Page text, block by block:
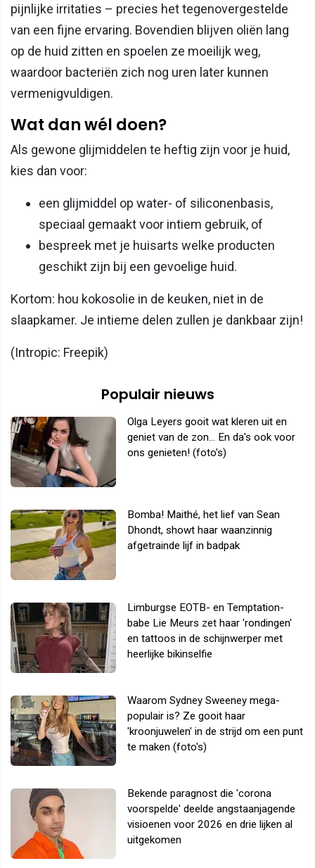
pijnlijke irritaties – precies het tegenovergestelde
van een fijne ervaring. Bovendien blijven oliën lang
op de huid zitten en spoelen ze moeilijk weg,
waardoor bacteriën zich nog uren later kunnen
vermenigvuldigen.
Wat dan wél doen?
Als gewone glijmiddelen te heftig zijn voor je huid,
kies dan voor:
een glijmiddel op water- of siliconenbasis,
speciaal gemaakt voor intiem gebruik, of
bespreek met je huisarts welke producten
geschikt zijn bij een gevoelige huid.
Kortom: hou kokosolie in de keuken, niet in de
slaapkamer. Je intieme delen zullen je dankbaar zijn!
(Intropic: Freepik)
Populair nieuws
Olga Leyers gooit wat kleren uit en
geniet van de zon... En da's ook voor
ons genieten! (foto's)
Bomba! Maithé, het lief van Sean
Dhondt, showt haar waanzinnig
afgetrainde lijf in badpak
Limburgse EOTB- en Temptation-
babe Lie Meurs zet haar 'rondingen'
en tattoos in de schijnwerper met
heerlijke bikinselfie
Waarom Sydney Sweeney mega-
populair is? Ze gooit haar
'kroonjuwelen' in de strijd om een punt
te maken (foto's)
Bekende paragnost die 'corona
voorspelde' deelde angstaanjagende
visioenen voor 2026 en drie lijken al
uitgekomen